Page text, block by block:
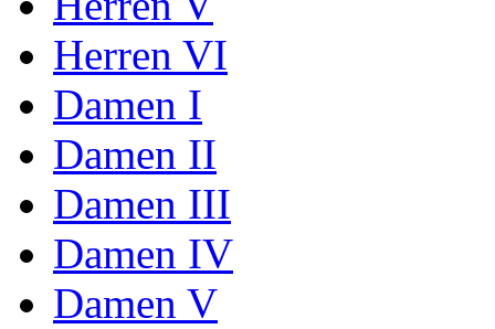
Herren VI
Damen I
Damen II
Damen III
Damen IV
Damen V